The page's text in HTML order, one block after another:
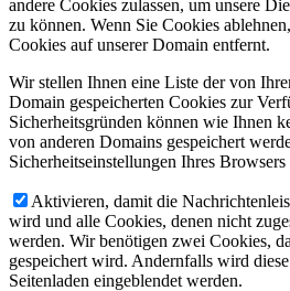
andere Cookies zulassen, um unsere
zu können. Wenn Sie Cookies
Cookies auf unserer Domain entfernt.
Wir stellen Ihnen eine Liste der von
Domain gespeicherten Cookies zur
Sicherheitsgründen können wie Ihnen
von anderen Domains gespeichert
Sicherheitseinstellungen Ihres Browsers
Aktivieren, damit die
wird und alle Cookies, denen nicht
werden. Wir benötigen zwei Cookies,
gespeichert wird. Andernfalls wird
Seitenladen eingeblendet werden.